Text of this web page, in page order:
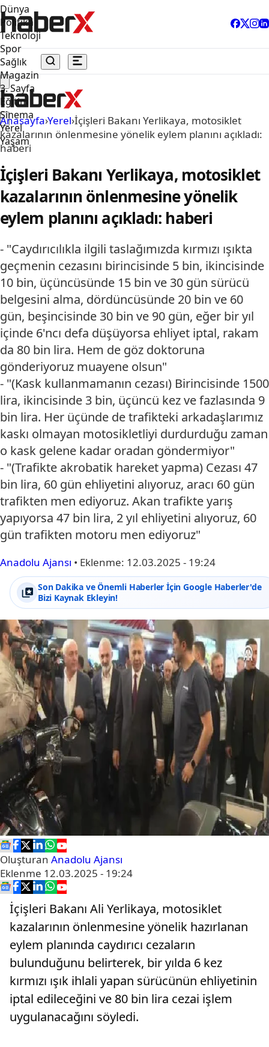
Dünya
Politika
Teknoloji
Spor
Sağlık
Magazin
3. Sayfa
Eğitim
Sinema
Yerel
Yaşam
Anasayfa›Yerel›İçişleri Bakanı Yerlikaya, motosiklet
kazalarının önlenmesine yönelik eylem planını açıkladı:
haberi
İçişleri Bakanı Yerlikaya, motosiklet
kazalarının önlenmesine yönelik
eylem planını açıkladı: haberi
- "Caydırıcılıkla ilgili taslağımızda kırmızı ışıkta
geçmenin cezasını birincisinde 5 bin, ikincisinde
10 bin, üçüncüsünde 15 bin ve 30 gün sürücü
belgesini alma, dördüncüsünde 20 bin ve 60
gün, beşincisinde 30 bin ve 90 gün, eğer bir yıl
içinde 6'ncı defa düşüyorsa ehliyet iptal, rakam
da 80 bin lira. Hem de göz doktoruna
gönderiyoruz muayene olsun"
- "(Kask kullanmamanın cezası) Birincisinde 1500
lira, ikincisinde 3 bin, üçüncü kez ve fazlasında 9
bin lira. Her üçünde de trafikteki arkadaşlarımız
kaskı olmayan motosikletliyi durdurduğu zaman
o kask gelene kadar oradan göndermiyor"
- "(Trafikte akrobatik hareket yapma) Cezası 47
bin lira, 60 gün ehliyetini alıyoruz, aracı 60 gün
trafikten men ediyoruz. Akan trafikte yarış
yapıyorsa 47 bin lira, 2 yıl ehliyetini alıyoruz, 60
gün trafikten motoru men ediyoruz"
Anadolu Ajansı • Eklenme: 12.03.2025 - 19:24
Son Dakika ve Önemli Haberler İçin Google Haberler'de
Bizi Kaynak Ekleyin!
Oluşturan Anadolu Ajansı
Eklenme 12.03.2025 - 19:24
İçişleri Bakanı Ali Yerlikaya, motosiklet
kazalarının önlenmesine yönelik hazırlanan
eylem planında caydırıcı cezaların
bulunduğunu belirterek, bir yılda 6 kez
kırmızı ışık ihlali yapan sürücünün ehliyetinin
iptal edileceğini ve 80 bin lira cezai işlem
uygulanacağını söyledi.